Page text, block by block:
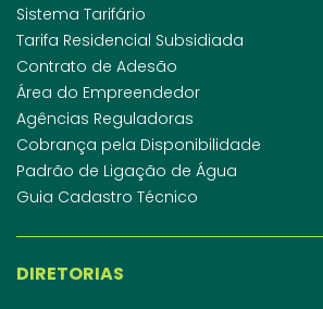
Sistema Tarifário
Tarifa Residencial Subsidiada
Contrato de Adesão
Área do Empreendedor
Agências Reguladoras
Cobrança pela Disponibilidade
Padrão de Ligação de Água
Guia Cadastro Técnico
DIRETORIAS